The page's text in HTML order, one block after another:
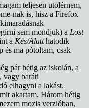
teljesen utolérnem,
nak is, hisz a Firefox
sem mondjuk) a Lost
a Kés/Alatthatodik
és ma pótoltam, csak
pár hétig az iskolán, a
vagy baráti
elhagyni a lakást.
akartam. Három hétig
mozis verzióban,